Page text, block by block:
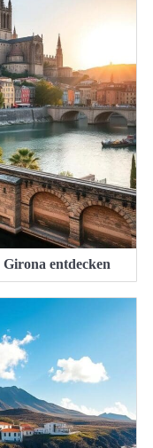
entdecken